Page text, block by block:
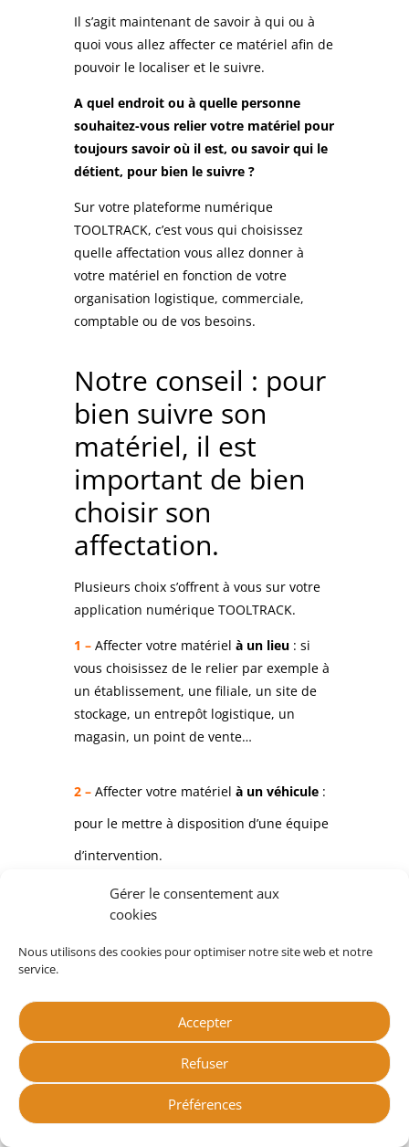
Gérer le consentement aux
cookies
Nous utilisons des cookies pour optimiser notre site web et notre
service.
Accepter
Refuser
Préférences
Il s’agit maintenant de savoir à qui ou à
quoi vous allez affecter ce matériel afin de
pouvoir le localiser et le suivre.
A quel endroit ou à quelle personne
souhaitez-vous relier votre matériel pour
toujours savoir où il est, ou savoir qui le
détient, pour bien le suivre ?
Sur votre plateforme numérique
TOOLTRACK, c’est vous qui choisissez
quelle affectation vous allez donner à
votre matériel en fonction de votre
organisation logistique, commerciale,
comptable ou de vos besoins.
Notre conseil : pour
bien suivre son
matériel, il est
important de bien
choisir son
affectation.
Plusieurs choix s’offrent à vous sur votre
application numérique TOOLTRACK.
1 – Affecter votre matériel à un lieu: si
vous choisissez de le relier par exemple à
un établissement, une filiale, un site de
stockage, un entrepôt logistique, un
magasin, un point de vente…
2 – Affecter votre matériel à un véhicule:
pour le mettre à disposition d’une équipe
d’intervention.
Affecter votre matériel
sur une zone de travail sans risque de
précisément son temps d’utilisation ou de
mise à disposition.
Cette solution est intéressante :
pour les équipements utilisés
ponctuellement sur les chantiers
et qu’il faut récupérer à la fin